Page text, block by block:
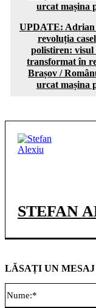
UPDATE: Adrian
revoluția
polistiren: visul
transformat în
Brașov /
urcat mașina
STEFAN
LĂSAȚI UN MESAJ